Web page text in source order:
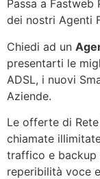
Passa a
dei nostri Agenti
Chiedi ad un
presentarti le
ADSL, i nuovi
Aziende.
Le offerte di
chiamate
traffico e backup
reperibilità voce